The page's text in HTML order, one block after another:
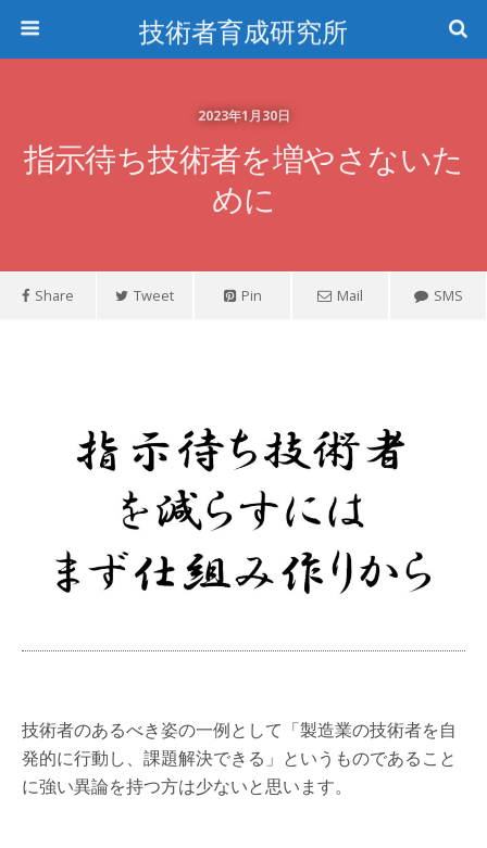
技術者育成研究所
2023年1月30日
指示待ち技術者を増やさないた
めに
Share Tweet Pin Mail SMS
技術者のあるべき姿の一例として「製造業の技術者を自
発的に行動し、課題解決できる」というものであること
に強い異論を持つ方は少ないと思います。